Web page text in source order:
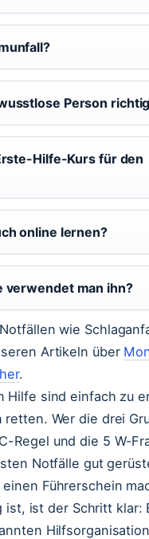
Person
Hilfe-Kurs für den
online lernen?
verwendet man ihn?
wie
Artikeln über
.
Hilfe sind einfach zu
Wer die drei
Regel und die 5 W-
Notfälle gut
Führerschein
ist, ist der Schritt klar: